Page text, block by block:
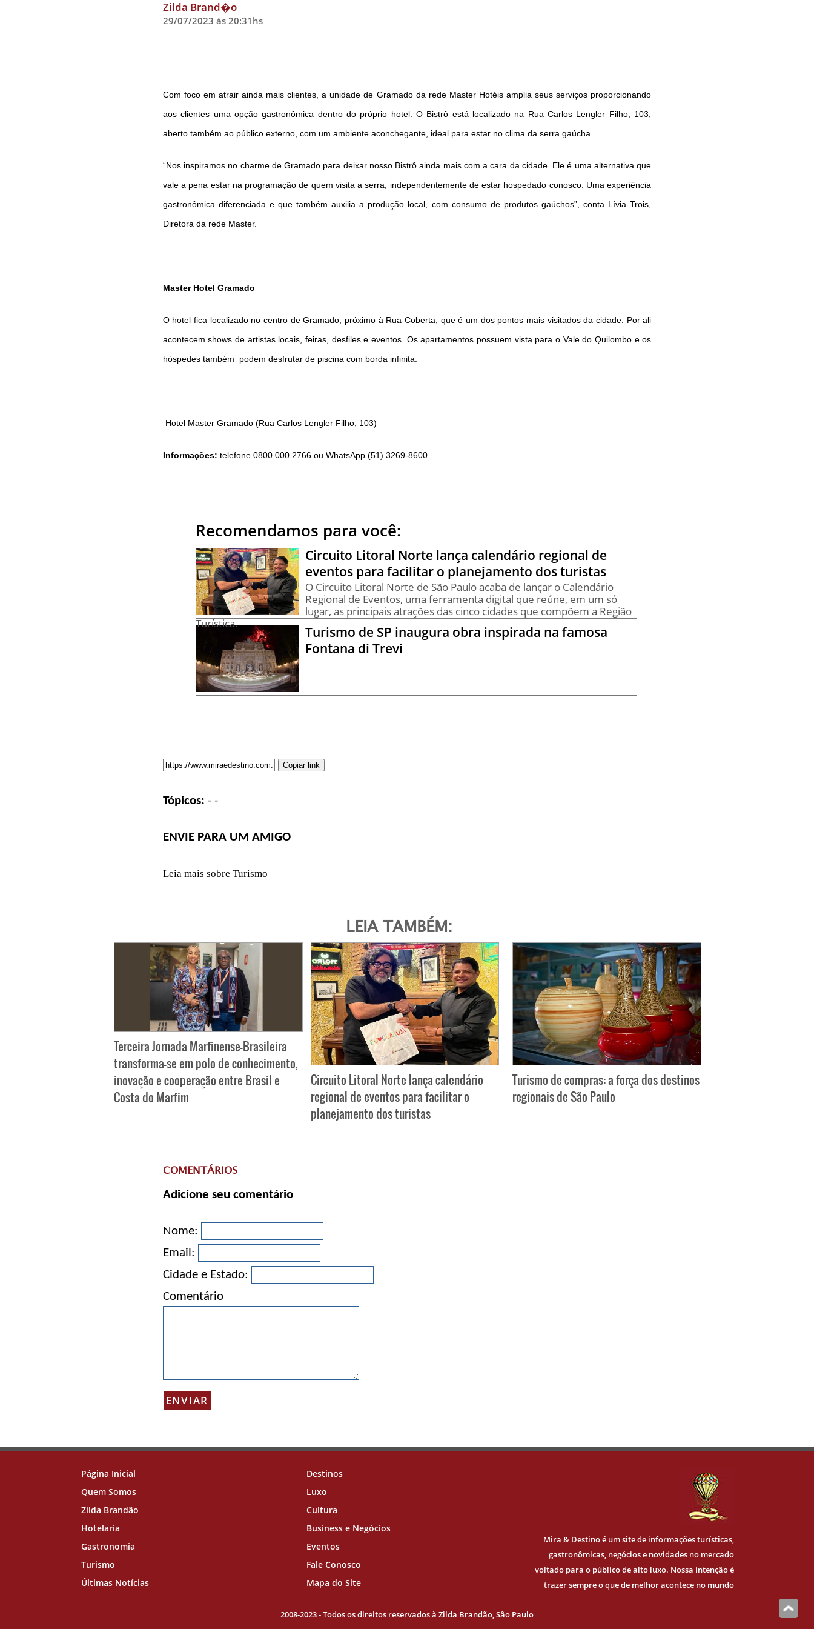
Zilda Brand�o
29/07/2023 às 20:31hs
Com foco em atrair ainda mais clientes, a unidade de Gramado da rede Master Hotéis amplia seus serviços proporcionando
aos clientes uma opção gastronômica dentro do próprio hotel. O Bistrô está localizado na Rua Carlos Lengler Filho, 103,
aberto também ao público externo, com um ambiente aconchegante, ideal para estar no clima da serra gaúcha.
“Nos inspiramos no charme de Gramado para deixar nosso Bistrô ainda mais com a cara da cidade. Ele é uma alternativa que
vale a pena estar na programação de quem visita a serra, independentemente de estar hospedado conosco. Uma experiência
gastronômica diferenciada e que também auxilia a produção local, com consumo de produtos gaúchos”, conta Lívia Trois,
Diretora da rede Master.
Master Hotel Gramado
O hotel fica localizado no centro de Gramado, próximo à Rua Coberta, que é um dos pontos mais visitados da cidade. Por ali
acontecem shows de artistas locais, feiras, desfiles e eventos. Os apartamentos possuem vista para o Vale do Quilombo e os
hóspedes também podem desfrutar de piscina com borda infinita.
Hotel Master Gramado (Rua Carlos Lengler Filho, 103)
Informações: telefone 0800 000 2766 ou WhatsApp (51) 3269-8600
Recomendamos para você:
Circuito Litoral Norte lança calendário regional de
eventos para facilitar o planejamento dos turistas
O Circuito Litoral Norte de São Paulo acaba de lançar o Calendário
Regional de Eventos, uma ferramenta digital que reúne, em um só
lugar, as principais atrações das cinco cidades que compõem a Região
Turística.
Turismo de SP inaugura obra inspirada na famosa
Fontana di Trevi
Copiar link
Tópicos: - -
ENVIE PARA UM AMIGO
Leia mais sobre Turismo
LEIA TAMBÉM:
Terceira Jornada Marfinense-Brasileira
transforma-se em polo de conhecimento,
inovação e cooperação entre Brasil e
Costa do Marfim
Circuito Litoral Norte lança calendário
regional de eventos para facilitar o
planejamento dos turistas
Turismo de compras: a força dos destinos
regionais de São Paulo
COMENTÁRIOS
Adicione seu comentário
Nome:
Email:
Cidade e Estado:
Comentário
Página Inicial
Quem Somos
Zilda Brandão
Hotelaria
Gastronomia
Turismo
Últimas Notícias
Destinos
Luxo
Cultura
Business e Negócios
Eventos
Fale Conosco
Mapa do Site
Mira & Destinoé um site de informações turísticas,
gastronômicas, negócios e novidades no mercado
voltado para o público de alto luxo. Nossa intenção é
trazer sempre o que de melhor acontece no mundo
2008-2023 - Todos os direitos reservados à Zilda Brandão, Sâo Paulo